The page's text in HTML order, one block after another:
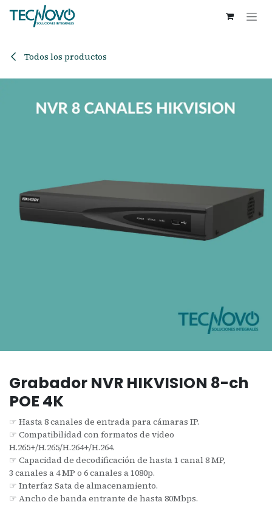
Ir al contenido
Todos los productos
Grabador NVR HIKVISION 8-ch
POE 4K
☞ Hasta 8 canales de entrada para cámaras IP.
☞ Compatibilidad con formatos de video
H.265+/H.265/H.264+/H.264.
☞ Capacidad de decodificación de hasta 1 canal 8 MP,
3 canales a 4 MP o 6 canales a 1080p.
☞ Interfaz Sata de almacenamiento.
☞ Ancho de banda entrante de hasta 80Mbps.